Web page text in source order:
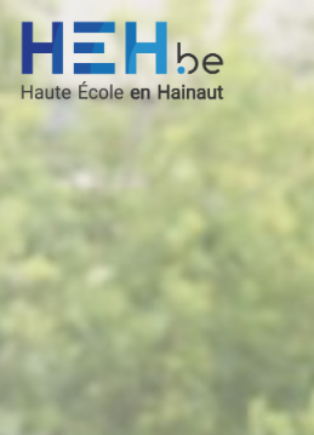
Home
Departments
Services
International
Contact